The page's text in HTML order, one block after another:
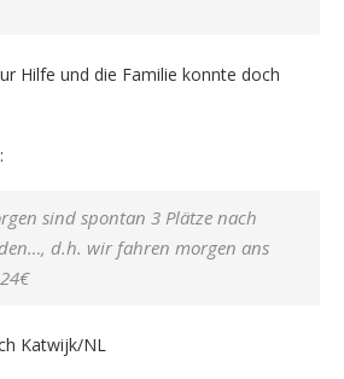
Hilfe und die Familie konnte doch
sind spontan 3 Plätze nach
d.h. wir fahren morgen ans
Katwijk/NL